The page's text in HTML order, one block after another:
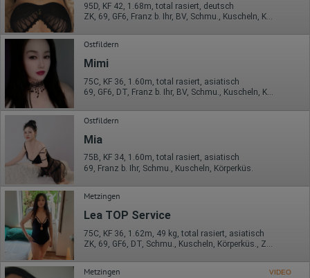
Herausgeber:
Hotjar Limited, Malta
Erhobene Daten:
Datum und Uhrzeit des Besuchs
Gerätetyp
Geografischer Standort
IP-Adresse
Mausbewegungen
Besuchte Seiten
Referrer URL
Bildschirmauflösung
Eindeutige Gerätekennung
Sprachinformationen
Gerätebestriebssystem
Browser-Typ
Klicks
Domain-Name
Eindeutige Benutzerkennung
Antworten auf Umfragen
Ort der Verarbeitung:
Europäische Union
95D, KF 42, 1.68m, total rasiert, deutsch
ZK, 69, GF6, Franz b. Ihr, BV, Schmu., Kuscheln, Körperküs.
Ostfildern
Mimi
75C, KF 36, 1.60m, total rasiert, asiatisch
69, GF6, DT, Franz b. Ihr, BV, Schmu., Kuscheln, Körperküs.
Ostfildern
Mia
75B, KF 34, 1.60m, total rasiert, asiatisch
69, Franz b. Ihr, Schmu., Kuscheln, Körperküs.
Metzingen
Lea TOP Service
75C, KF 36, 1.62m, 49 kg, total rasiert, asiatisch
ZK, 69, GF6, DT, Schmu., Kuscheln, Körperküs., ZAa
Metzingen VIDEO